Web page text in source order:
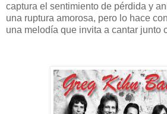
captura el sentimiento de pérdida y
una ruptura amorosa, pero lo hace
una melodía que invita a cantar junto